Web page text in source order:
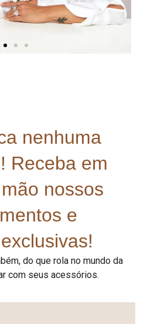
nenhuma
Receba em
nossos
e
do que rola no mundo da
com seus acessórios.